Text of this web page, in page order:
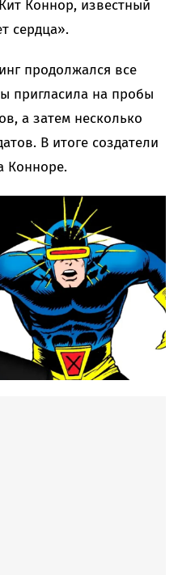
Коннор, известный
сердца».
продолжался все
пригласила на пробы
а затем несколько
В итоге создатели
Конноре.